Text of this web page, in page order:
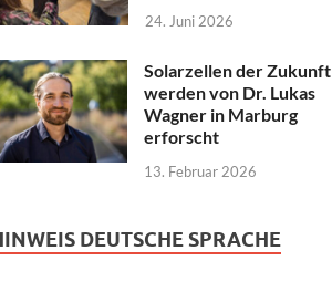
24. Juni 2026
Solarzellen der Zukunft
werden von Dr. Lukas
Wagner in Marburg
erforscht
13. Februar 2026
DEUTSCHE SPRACHE